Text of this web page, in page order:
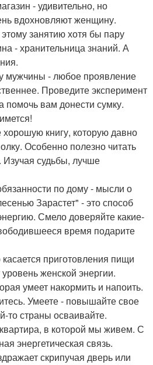
- удивительно, но
вдохновляют женщину.
занятию хотя бы пару
- хранительница знаний. А
мужчины - любое проявление
Проведите эксперимент
помочь вам донести сумку.
книгу, которую давно
Особенно полезно читать
судьбы, лучше
по дому - мысли о
Зарастет" - это способ
Смело доверяйте какие-
время подарите
приготовления пищи
женской энергии.
умеет накормить и напоить.
Умеете - повышайте свое
то страны осваивайте.
в которой мы живем. С
энергетическая связь.
скрипучая дверь или